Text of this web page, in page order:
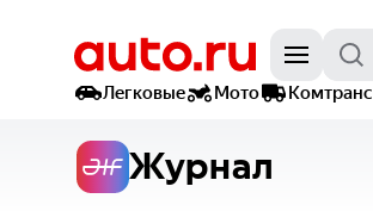
Легковые
Мото Комтранс
Журнал